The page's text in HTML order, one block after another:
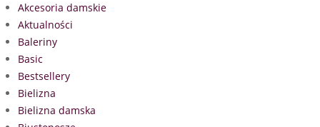
Akcesoria damskie
Aktualności
Baleriny
Basic
Bestsellery
Bielizna
Bielizna damska